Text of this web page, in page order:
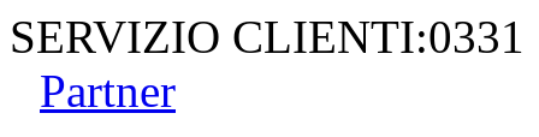
SERVIZIO CLIENTI:0331
Partner